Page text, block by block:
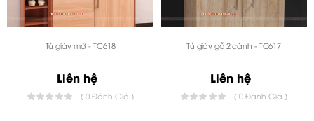
Tủ giày mới - TC618
Liên hệ
( 0 Đánh Giá )
Tủ giày gỗ 2 cánh - TC617
Liên hệ
( 0 Đánh Giá )